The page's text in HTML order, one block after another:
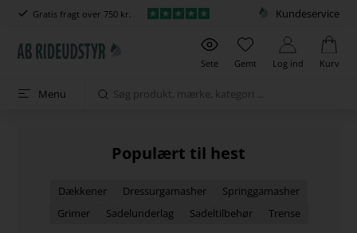
Gratis fragt over 750 kr. Kundeservice
Sete Gemt Log ind Kurv
Menu
Populært til hest
Dækkener Dressurgamasher
Springgamasher
Grimer
Sadelunderlag Sadeltilbehør Trense